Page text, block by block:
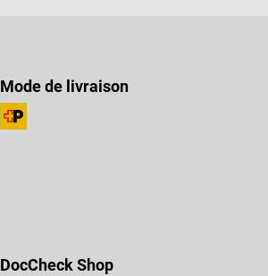
Mode de livraison
DocCheck Shop